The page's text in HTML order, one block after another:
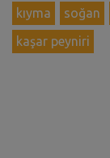
kıyma
soğan
kaşar peyniri